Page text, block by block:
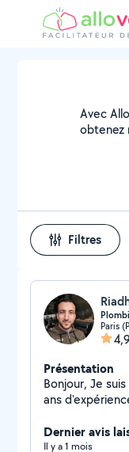
Avec
obtenez
Filtres
Paris
Présentation
Bonjour, Je suis
ans
d'èvier avec
Connexion de
Dernier avis
Il y a 1 mois